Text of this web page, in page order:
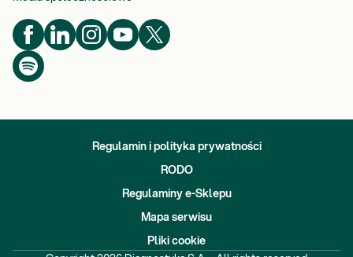
Regulamin i polityka prywatności
RODO
Regulaminy e-Sklepu
Mapa serwisu
Pliki cookie